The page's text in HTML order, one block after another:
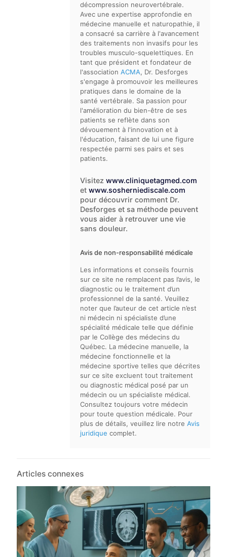
décompression neurovertébrale.
Avec une expertise approfondie en
médecine manuelle et naturopathie, il
a consacré sa carrière à l'avancement
des traitements non invasifs pour les
troubles musculo-squelettiques. En
tant que président et fondateur de
l'association ACMA, Dr. Desforges
s'engage à promouvoir les meilleures
pratiques dans le domaine de la
santé vertébrale. Sa passion pour
l'amélioration du bien-être de ses
patients se reflète dans son
dévouement à l'innovation et à
l'éducation, faisant de lui une figure
respectée parmi ses pairs et ses
patients.
Visitez www.cliniquetagmed.com
et www.sosherniediscale.com
pour découvrir comment Dr.
Desforges et sa méthode peuvent
vous aider à retrouver une vie
sans douleur.
Avis de non-responsabilité médicale
Les informations et conseils fournis
sur ce site ne remplacent pas l’avis, le
diagnostic ou le traitement d’un
professionnel de la santé. Veuillez
noter que l’auteur de cet article n’est
ni médecin ni spécialiste d’une
spécialité médicale telle que définie
par le Collège des médecins du
Québec. La médecine manuelle, la
médecine fonctionnelle et la
médecine sportive telles que décrites
sur ce site excluent tout traitement
ou diagnostic médical posé par un
médecin ou un spécialiste médical.
Consultez toujours votre médecin
pour toute question médicale. Pour
plus de détails, veuillez lire notre Avis
juridique complet.
Articles connexes